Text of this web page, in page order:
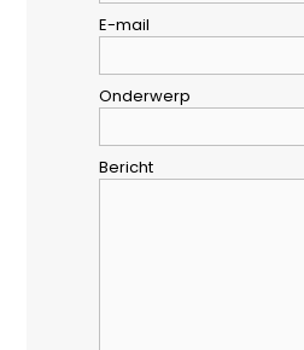
E-mail
Onderwerp
Bericht